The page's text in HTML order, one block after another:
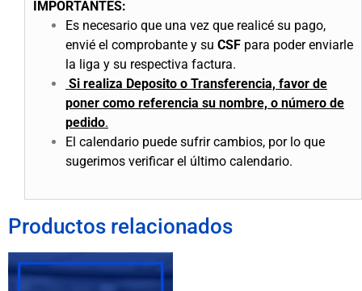
IMPORTANTES:
Es necesario que una vez que realicé su pago,
envié el comprobante y su CSF para poder enviarle
la liga y su respectiva factura.
Si realiza Deposito o Transferencia, favor de
poner como referencia su nombre, o número de
pedido.
El calendario puede sufrir cambios, por lo que
sugerimos verificar el último calendario.
Productos relacionados